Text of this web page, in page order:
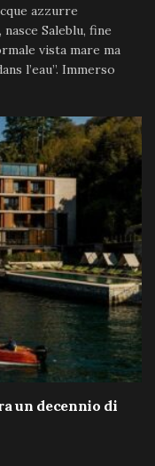
azzurre
Saleblu, fine
vista mare ma
l’eau”. Immerso
un decennio di